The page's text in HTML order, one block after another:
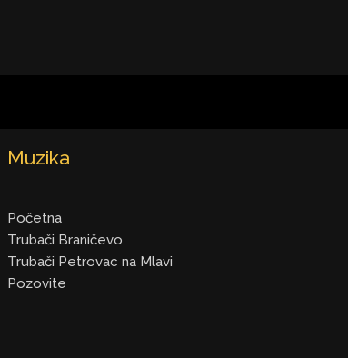
Muzika
Početna
Trubači Braničevo
Trubači Petrovac na Mlavi
Pozovite